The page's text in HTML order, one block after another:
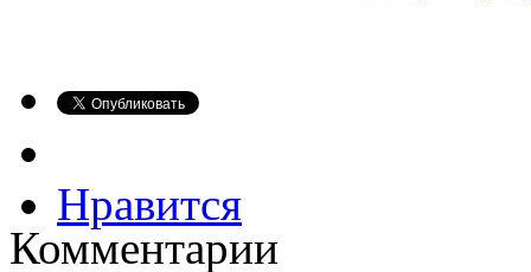
Нравится
Комментарии